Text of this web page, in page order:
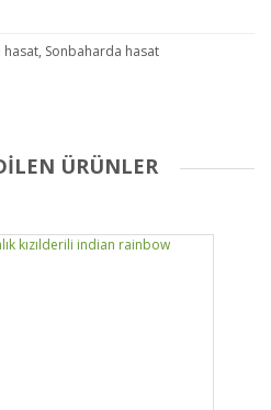
hasat, Sonbaharda hasat
yorumu siz yapın!
Yaz
ÜRÜNLER